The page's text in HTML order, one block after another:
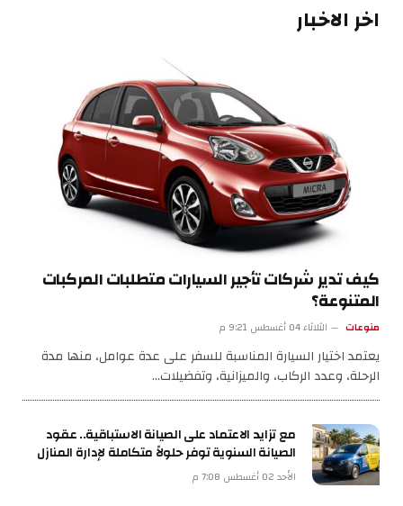
اخر الاخبار
كيف تدير شركات تأجير السيارات متطلبات المركبات
المتنوعة؟
منوعات الثلاثاء 04 أغسطس 9:21 م
يعتمد اختيار السيارة المناسبة للسفر على عدة عوامل، منها مدة
الرحلة، وعدد الركاب، والميزانية، وتفضيلات…
مع تزايد الاعتماد على الصيانة الاستباقية.. عقود
الصيانة السنوية توفر حلولاً متكاملة لإدارة المنازل
الأحد 02 أغسطس 7:08 م